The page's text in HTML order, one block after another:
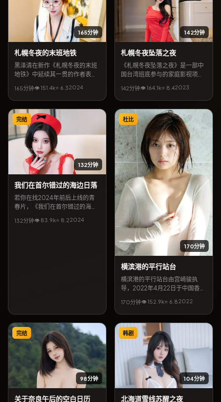
电影」「中国香港取景」「黑泽
清作品」。
165分钟
札幌冬夜的末班地铁
黑泽清在新作《札幌冬夜的末班
地铁》中延续其一贯的作者表
外壳，探讨信任与救赎。邓超、
玄彬领衔主演，12月13日起可在
网络平台收看全片。影片口碑强
调视听质感与人文关怀，关键词
包含「家庭电影」「英国取景」
「黑泽清作品」。
165分钟👁151.4k⭐ 6.32024
142分钟
札幌冬夜坠落之夜
《札幌冬夜坠落之夜》是一部中
国台湾班底参与的家庭影视项
苍井优、长泽雅美、金高银，讲
述一群人在偶然事件中彼此牵连
的命运。12月13日公开放映与上
线后，持续收获讨论；适合按
「家庭」「宫崎骏」「苍井优」
等关键词检索到的观众深度观
看。
142分钟👁164.1k⭐ 8.42023
132分钟
完结
我们在首尔错过的海边日落
若你在找2024年前后上线的青
春片，《我们在首尔错过的海边
德携手菅田将晖、李政宰等共同
132分钟👁 83.9k⭐ 8.22024
170分钟
杜比
横滨港的平行站台
横滨港的平行站台由宫崎骏执
导，2022年4月22日于中国香港
罪。妻夫木聪与苍井优搭档出
演，咏梅亦出演重要角色，剧情
围绕平凡人在极端处境下的抉择
展开，节奏张弛有度，适合喜欢
细腻叙事与强情节的观众检索观
170分钟👁152.9k⭐ 6.82022
98分钟
完结
关于奈良午后的空白日历
104分钟
韩剧
北海道雪线苏醒之夜